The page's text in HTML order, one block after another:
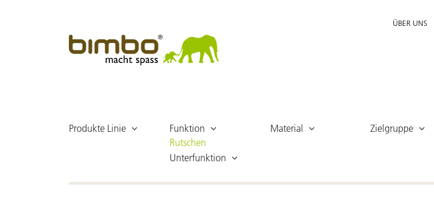
ÜBER UNS
Produkte Linie
Funktion
Rutschen
Material Zielgruppe
Unterfunktion